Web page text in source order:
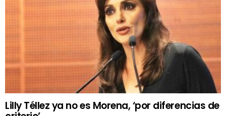
Lilly Téllez ya no es Morena, ‘por diferencias de